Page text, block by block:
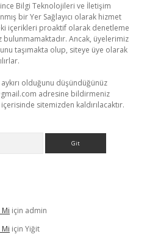
Bilgi Teknolojileri ve İletişim
bir Yer Sağlayıcı olarak hizmet
içerikleri proaktif olarak denetleme
Ancak, üyelerimiz
taşımakta olup, siteye üye olarak
olduğunu düşündüğünüz
adresine bildirmeniz
sitemizden kaldırılacaktır.
için admin
için Yiğit